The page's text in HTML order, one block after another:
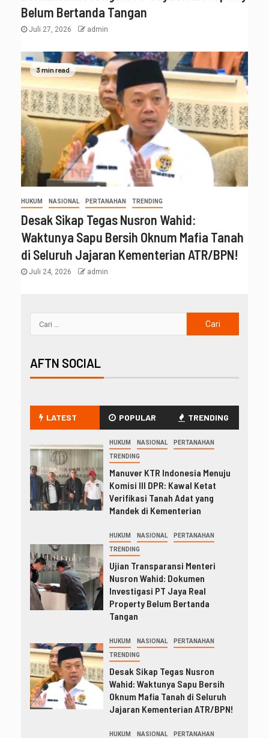
Belum Bertanda Tangan
Juli 27, 2026 admin
3 min read
HUKUM NASIONAL PERTANAHAN TRENDING
Desak Sikap Tegas Nusron Wahid:
Waktunya Sapu Bersih Oknum Mafia Tanah
di Seluruh Jajaran Kementerian ATR/BPN!
Juli 24, 2026 admin
AFTN SOCIAL
LATEST POPULAR TRENDING
HUKUM NASIONAL PERTANAHAN
TRENDING
Manuver KTR Indonesia Menuju
Komisi III DPR: Kawal Ketat
Verifikasi Tanah Adat yang
Mandek di Kementerian
HUKUM NASIONAL PERTANAHAN
TRENDING
Ujian Transparansi Menteri
Nusron Wahid: Dokumen
Investigasi PT Jaya Real
Property Belum Bertanda
Tangan
HUKUM NASIONAL PERTANAHAN
TRENDING
Desak Sikap Tegas Nusron
Wahid: Waktunya Sapu Bersih
Oknum Mafia Tanah di Seluruh
Jajaran Kementerian ATR/BPN!
HUKUM NASIONAL PERTANAHAN